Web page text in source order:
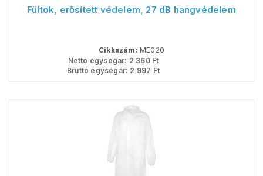
Fültok, erősített védelem, 27 dB hangvédelem
Cikkszám: ME020
Nettó egységár: 2 360Ft
Bruttó egységár: 2 997 Ft